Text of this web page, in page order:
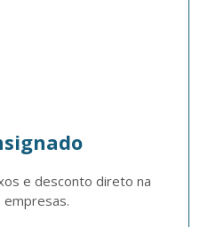
e desconto direto na
empresas.